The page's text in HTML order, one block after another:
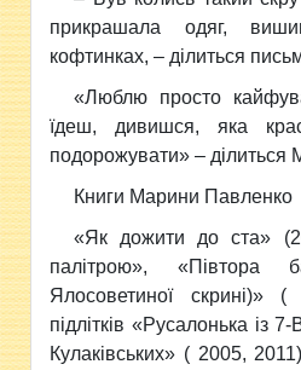
прикрашала одяг,
кофтинках, – ділиться
«Люблю просто
їдеш, дивишся, яка
подорожувати» –
Книги Марини Павленко
«Як дожити до ста»
палітрою», «Півтора
Ялосоветиної скрині)»
підлітків «Русалонька із
Кулаківських» ( 2005,